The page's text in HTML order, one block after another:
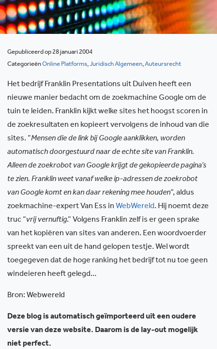
Gepubliceerd op 28 januari 2004
CategorieënOnline Platforms,Juridisch Algemeen,Auteursrecht
Het bedrijf Franklin Presentations uit Duiven heeft een
nieuwe manier bedacht om de zoekmachine Google om de
tuin te leiden. Franklin kijkt welke sites het hoogst scoren in
de zoekresultaten en kopieert vervolgens de inhoud van die
sites. “Mensen die de link bij Google aanklikken, worden
automatisch doorgestuurd naar de echte site van Franklin.
Alleen de zoekrobot van Google krijgt de gekopieerde pagina’s
te zien. Franklin weet vanaf welke ip-adressen de zoekrobot
van Google komt en kan daar rekening mee houden“, aldus
zoekmachine-expert Van Ess in WebWereld. Hij noemt deze
truc “vrij vernuftig.” Volgens Franklin zelf is er geen sprake
van het kopiëren van sites van anderen. Een woordvoerder
spreekt van een uit de hand gelopen testje. Wel wordt
toegegeven dat de hoge ranking het bedrijf tot nu toe geen
windeieren heeft gelegd…
Bron: Webwereld
Deze blog is automatisch geïmporteerd uit een oudere
versie van deze website. Daarom is de lay-out mogelijk
niet perfect.